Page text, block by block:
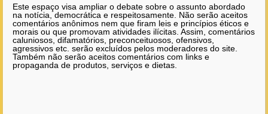
Este espaço visa ampliar o debate sobre o assunto abordado
na notícia, democrática e respeitosamente. Não serão aceitos
comentários anônimos nem que firam leis e princípios éticos e
morais ou que promovam atividades ilícitas. Assim, comentários
caluniosos, difamatórios, preconceituosos, ofensivos,
agressivos etc. serão excluídos pelos moderadores do site.
Também não serão aceitos comentários com links e
propaganda de produtos, serviços e dietas.